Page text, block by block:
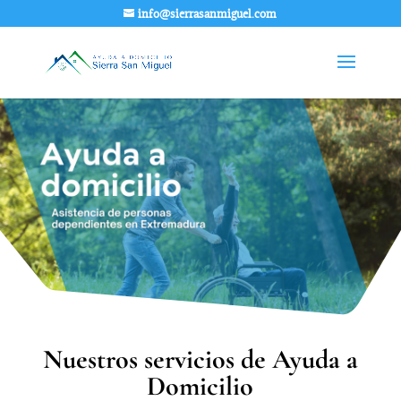
info@sierrasanmiguel.com
Nuestros servicios de Ayuda a
Domicilio